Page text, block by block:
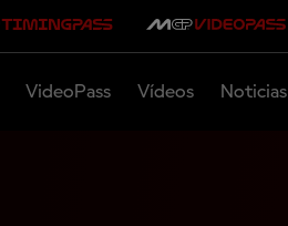
VideoPass Vídeos Noticias